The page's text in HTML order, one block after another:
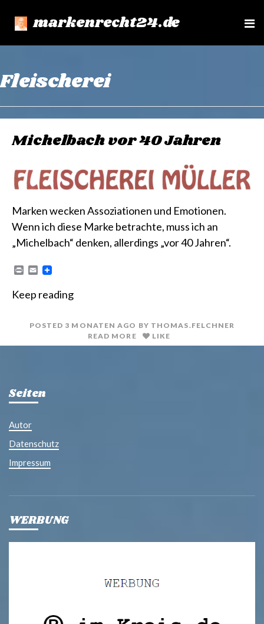
markenrecht24.de
e
Fleischerei
Michelbach vor 40 Jahren
Marken wecken Assoziationen und Emotionen.
Wenn ich diese Marke betrachte, muss ich an
„Michelbach“ denken, allerdings „vor 40 Jahren“.
P
n
E
i
Keep reading
POSTED 3 MONATEN AGO BY THOMAS.FELCHNER
READ MORE
LIKE
Seiten
Autor
Datenschutz
Impressum
WERBUNG